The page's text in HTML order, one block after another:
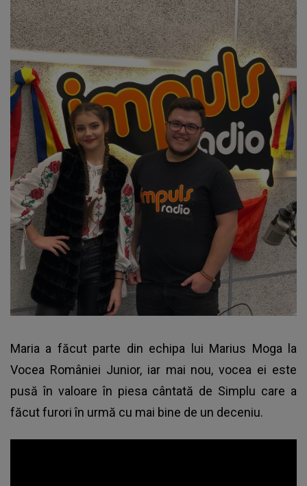
Maria a făcut parte din echipa lui Marius Moga la
Vocea României Junior, iar mai nou, vocea ei este
pusă în valoare în piesa cântată de Simplu care a
făcut furori în urmă cu mai bine de un deceniu.